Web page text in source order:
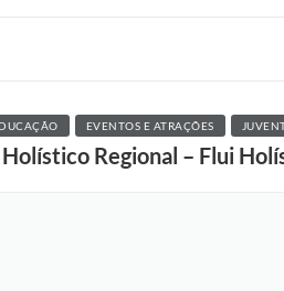
EVENTOS E ATRAÇÕES
Holístico Regional – Flui